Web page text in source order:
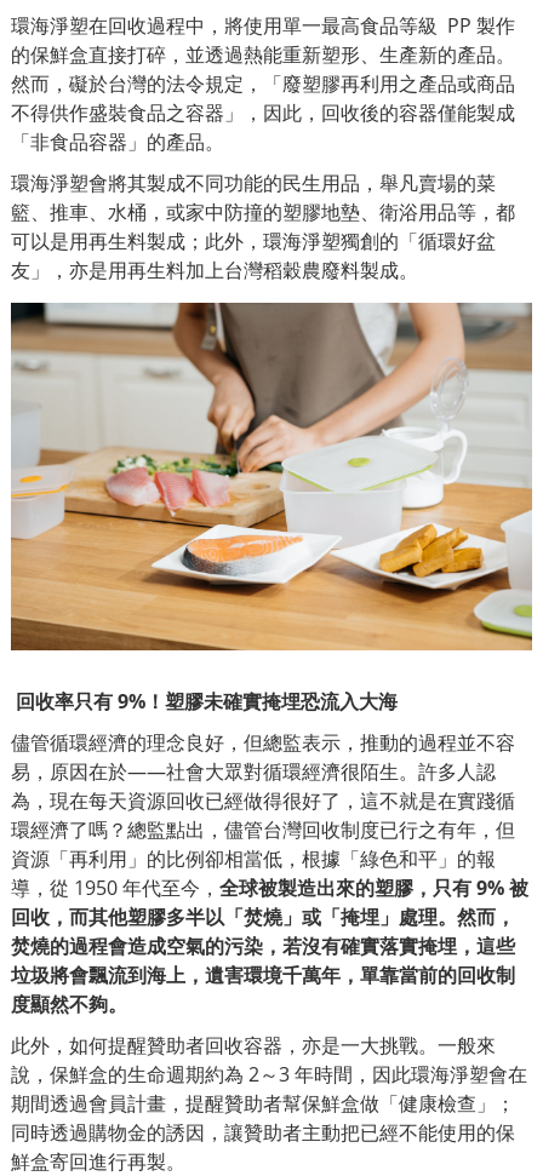
環海淨塑在回收過程中，將使用單一最高食品等級 PP 製作
的保鮮盒直接打碎，並透過熱能重新塑形、生產新的產品。
然而，礙於台灣的法令規定 ，「廢塑膠再利用之產品或商品
不得供作盛裝食品之容器」，因此，回收後的容器僅能製成
「非食品容器」的產品。
環海淨塑會將其製成不同功能的民生用品，舉凡賣場的菜
籃、推車、水桶，或家中防撞的塑膠地墊、衛浴用品等 ， 都
可以是用再生料製成；​​此外，環海淨塑獨創的 「循環好盆
友」
，亦是用再生料加上台灣稻穀農廢料製成。
回收率只有 9%！塑膠未確實掩埋恐流入大海
儘管循環經濟的理念良好，但總監表示，推動的過程並不容
易，原因在於——社會大眾對循環經濟很陌生。許多人認
為，現在每天資源回收已經做得很好了，這不就是在實踐循
環經濟了嗎？總監點出，儘管台灣回收制度已行之有年，但
資源「再利用」的比例卻相當低，根據「綠色和平」的報
導 ，從 1950 年代至今， 全球被製造出來的塑膠，只有 9% 被
回收，而其他塑膠多半以「焚燒」或「掩埋」處理。然而，
焚燒的過程會造成空氣的污染，若沒有確實落實掩埋，這些
垃圾將會飄流到海上，遺害環境千萬年，單靠當前的回收制
度顯然不夠。
此外，如何提醒贊助者回收容器，亦是一大挑戰。一般來
說，保鮮盒的生命週期約為 2～3 年時間，因此環海淨塑會在
期間透過會員計畫，提醒贊助者幫保鮮盒做「健康檢查」；
同時透過購物金的誘因，讓贊助者主動把已經不能使用的保
鮮盒寄回進行再製。